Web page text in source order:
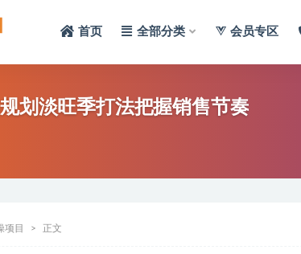
首页 全部分类 会员专区
划淡旺季打法把握销售节奏
项目 正文